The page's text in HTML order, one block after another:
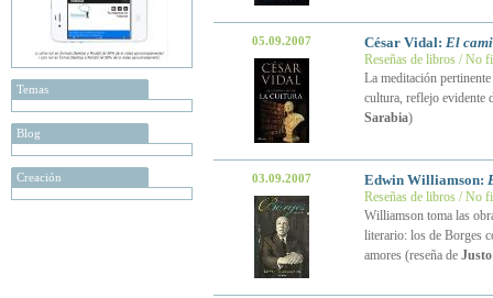
Temas
Blog
Creación
05.09.2007 César Vidal: El
Reseñas de libros / No
La meditación
cultura, reflejo evidente
Sarabia)
03.09.2007 Edwin Williamson:
Reseñas de libros / No
Williamson toma las
literario: los de Borges
amores (reseña de